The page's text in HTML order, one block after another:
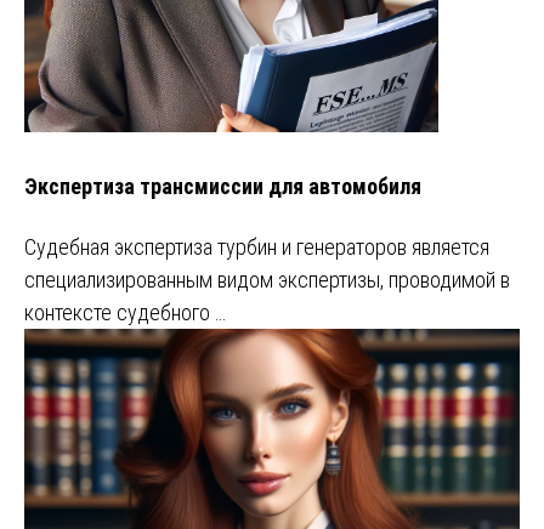
Экспертиза трансмиссии для автомобиля
Судебная экспертиза турбин и генераторов является
специализированным видом экспертизы, проводимой в
контексте судебного …